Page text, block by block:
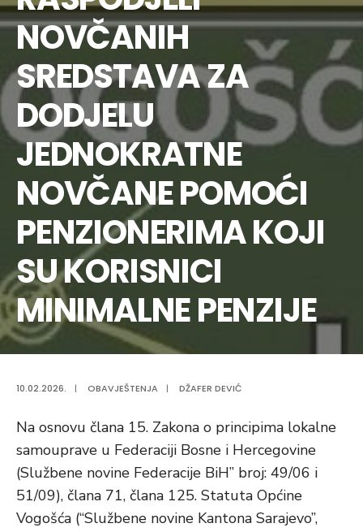
NOVČANIH
SREDSTAVA ZA
DODJELU
JEDNOKRATNE
NOVČANE POMOĆI
PENZIONERIMA KOJI
SU KORISNICI
MINIMALNE PENZIJE
10.02.2026. | OBAVJEŠTENJA | DŽAFER DEVIĆ
Na osnovu člana 15. Zakona o principima lokalne
samouprave u Federaciji Bosne i Hercegovine
(Službene novine Federacije BiH” broj: 49/06 i
51/09), člana 71, člana 125. Statuta Općine
Vogošća (“Službene novine Kantona Sarajevo”,